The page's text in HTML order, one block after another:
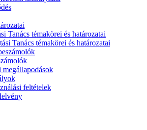
Tanács témakörei és határozatai
Tanács témakörei és határozatai
feltételek